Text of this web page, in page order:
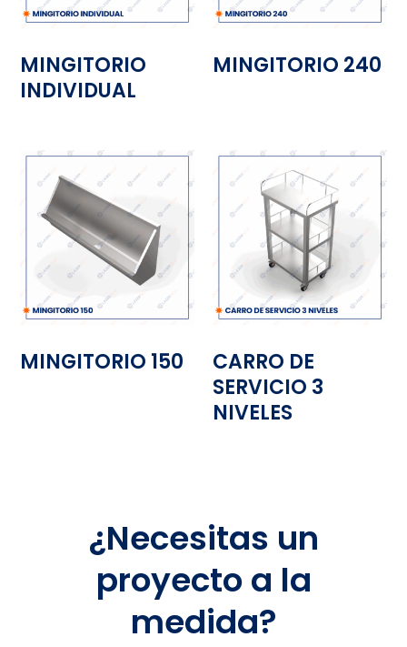
MINGITORIO
INDIVIDUAL
MINGITORIO 240
MINGITORIO 150
CARRO DE
SERVICIO 3
NIVELES
¿Necesitas un
proyecto a la
medida?